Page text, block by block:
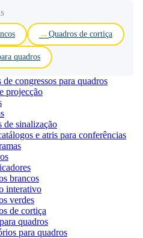
Quadros de cortiça
quadros
congressos para quadros
projecção
de sinalização
e atris para conferências
brancos
interativo
verdes
de cortiça
quadros
para quadros